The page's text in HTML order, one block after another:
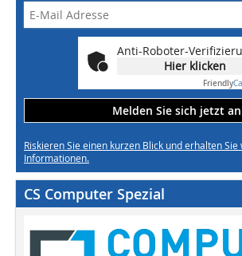
Anti-Roboter-
Hier klicken
Friendly
Melden Sie sich jetzt
Riskieren Sie einen kurzen Blick und erhalten Sie
Informationen.
CS Computer Spezial